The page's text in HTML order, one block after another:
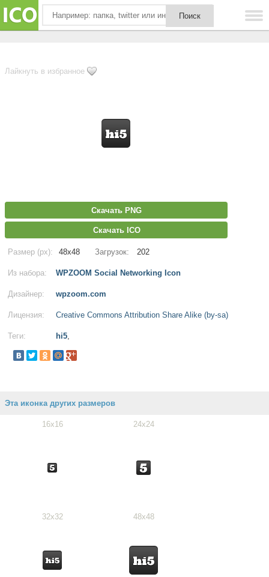
Лайкнуть в избранное
Скачать PNG
Скачать ICO
Размер (px): 48x48 Загрузок: 202
Из набора: WPZOOM Social Networking Icon
Дизайнер: wpzoom.com
Лицензия: Creative Commons Attribution Share Alike (by-sa)
Теги: hi5,
Эта иконка других размеров
16x16 24x24
32x32 48x48